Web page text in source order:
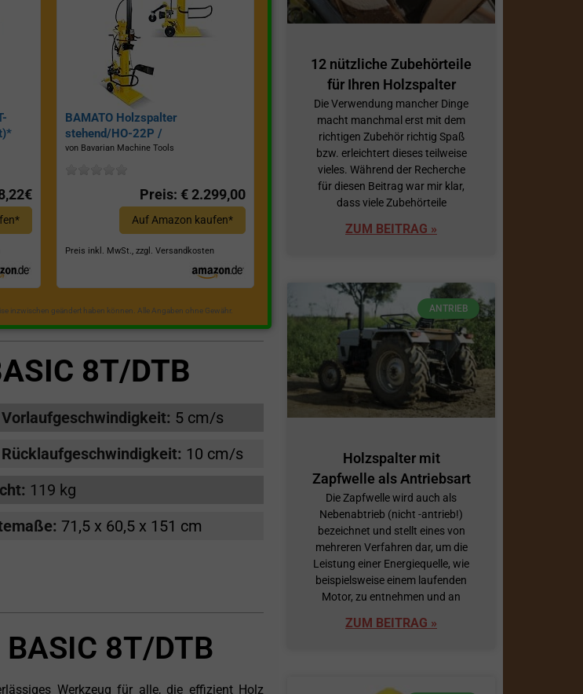
BAMATO Holzspalter
stehend/HO-22P /
Zapfwellenantrieb, Inkl.
von Bavarian Machine Tools
Preis: € 2.299,00
Auf Amazon kaufen*
Preis inkl. MwSt., zzgl. Versandkosten
inzwischen geändert haben können. Alle Angaben ohne Gewähr.
8T/DTB
5 cm/s
10 cm/s
119 kg
71,5 x 60,5 x 151 cm
8T/DTB
Werkzeug für alle, die effizient Holz
12 nützliche Zubehörteile
für Ihren Holzspalter
Die Verwendung mancher Dinge
macht manchmal erst mit dem
richtigen Zubehör richtig Spaß
bzw. erleichtert dieses teilweise
vieles. Während der Recherche
für diesen Beitrag war mir klar,
dass viele Zubehörteile
ZUM BEITRAG »
ANTRIEB
Holzspalter mit
Zapfwelle als Antriebsart
Die Zapfwelle wird auch als
Nebenabtrieb (nicht -antrieb!)
bezeichnet und stellt eines von
mehreren Verfahren dar, um die
Leistung einer Energiequelle, wie
beispielsweise einem laufenden
Motor, zu entnehmen und an
ZUM BEITRAG »